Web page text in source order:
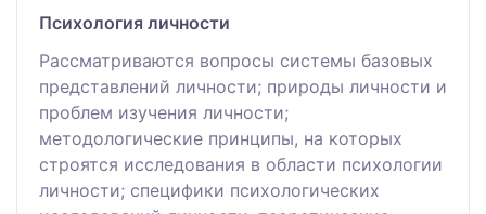
Психология личности
Рассматриваются вопросы системы базовых
представлений личности; природы личности и
проблем изучения личности;
методологические принципы, на которых
строятся исследования в области психологии
личности; специфики психологических